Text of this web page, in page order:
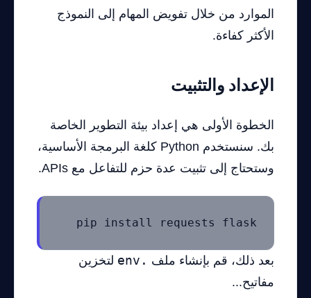
الموارد من خلال تفويض المهام إلى النموذج
الأكثر كفاءة.
الإعداد والتثبيت
الخطوة الأولى هي إعداد بيئة التطوير الخاصة
بك. سنستخدم Python كلغة البرمجة الأساسية،
وستحتاج إلى تثبيت عدة حزم للتفاعل مع APIs.
pip install requests flask
بعد ذلك، قم بإنشاء ملف .env
لتخزين
مفاتيح...